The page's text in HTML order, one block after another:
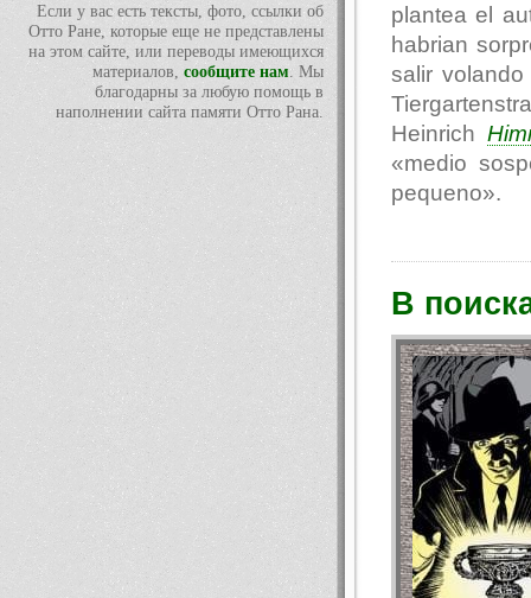
plantea el
habrian
salir
Heinrich
«medio
pequeno».
В
Если у вас есть тексты, фото, ссылки об
Отто Ране, которые еще не представлены
на этом сайте, или переводы имеющихся
материалов, сообщите нам. Мы
благодарны за любую помощь в
наполнении сайта памяти Отто Рана.